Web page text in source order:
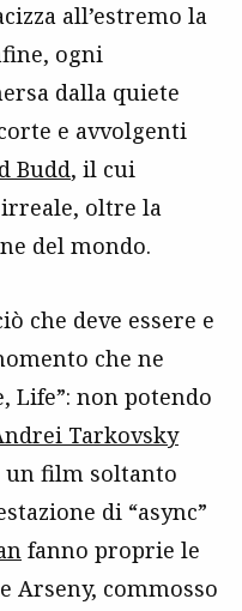
all’estremo la
ogni
dalla quiete
e avvolgenti
Budd, il cui
oltre la
del mondo.
che deve essere e
che ne
Life”: non potendo
Tarkovsky
un film soltanto
di “async”
fanno proprie le
Arseny, commosso